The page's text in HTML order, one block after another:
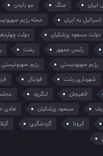
ایران
جنگ جو بایدن
به ایران
حمله رژیم
دولت مسعود پزشکیان
دولت
رئیس جمهور رشت
رژیم صهیونیستی
رژیم صهیونیستی
شهرداری رشت فوتبال
لاهیجان لنگرود
مسعود پزشکیان
هادی
کرونا گردشگری